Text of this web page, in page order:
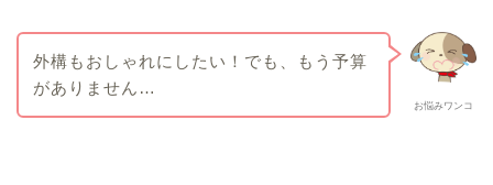
お悩みワンコ
外構もおしゃれにしたい！でも、もう予算
がありません…